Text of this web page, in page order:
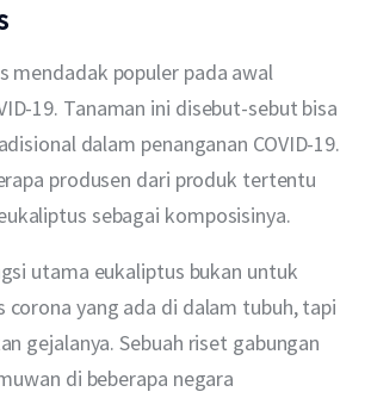
mendadak populer pada awal
19. Tanaman ini disebut-sebut bisa
dalam penanganan COVID-19.
produsen dari produk tertentu
sebagai komposisinya.
utama eukaliptus bukan untuk
corona yang ada di dalam tubuh, tapi
gejalanya. Sebuah riset gabungan
di beberapa negara